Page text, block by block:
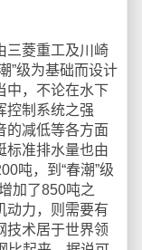
菱重工及川崎
”级为基础而设计
中，不论在水下
控制系统之强
的减低等各方面
标准排水量也由
吨，到“春潮”级
加了850吨之
动力，则需要有
技术居于世界领